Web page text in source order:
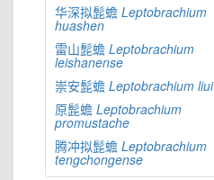
华深拟髭蟾 Leptobrachium
huashen
雷山髭蟾 Leptobrachium
leishanense
崇安髭蟾 Leptobrachium liui
原髭蟾 Leptobrachium
promustache
腾冲拟髭蟾 Leptobrachium
tengchongense